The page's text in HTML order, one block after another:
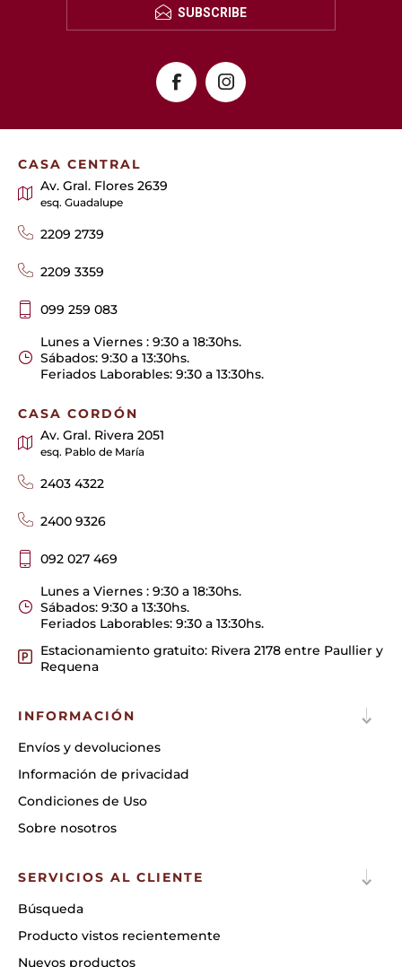
SUBSCRIBE
CASA CENTRAL
Av. Gral. Flores 2639
esq. Guadalupe
2209 2739
2209 3359
099 259 083
Lunes a Viernes : 9:30 a 18:30hs.
Sábados: 9:30 a 13:30hs.
Feriados Laborables: 9:30 a 13:30hs.
CASA CORDÓN
Av. Gral. Rivera 2051
esq. Pablo de María
2403 4322
2400 9326
092 027 469
Lunes a Viernes : 9:30 a 18:30hs.
Sábados: 9:30 a 13:30hs.
Feriados Laborables: 9:30 a 13:30hs.
Estacionamiento gratuito: Rivera 2178 entre Paullier y
Requena
INFORMACIÓN
Envíos y devoluciones
Información de privacidad
Condiciones de Uso
Sobre nosotros
SERVICIOS AL CLIENTE
Búsqueda
Producto vistos recientemente
Nuevos productos